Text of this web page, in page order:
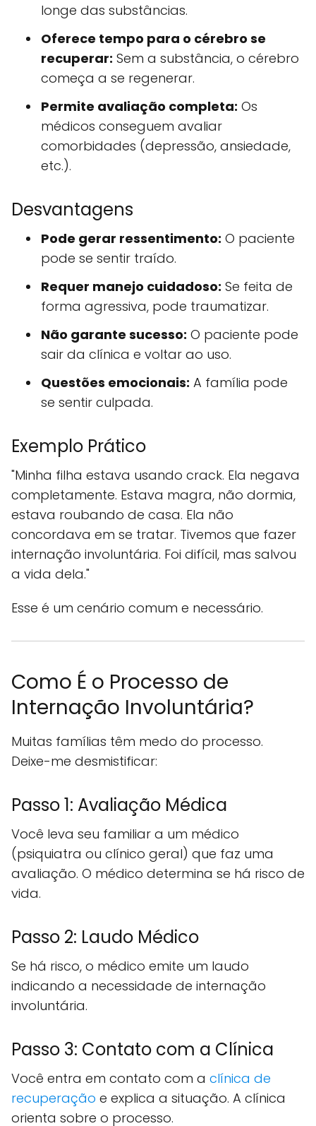
longe das substâncias.
Oferece tempo para o cérebro se
recuperar: Sem a substância, o cérebro
começa a se regenerar.
Permite avaliação completa: Os
médicos conseguem avaliar
comorbidades (depressão, ansiedade,
etc.).
Desvantagens
Pode gerar ressentimento: O paciente
pode se sentir traído.
Requer manejo cuidadoso: Se feita de
forma agressiva, pode traumatizar.
Não garante sucesso: O paciente pode
sair da clínica e voltar ao uso.
Questões emocionais: A família pode
se sentir culpada.
Exemplo Prático
"Minha filha estava usando crack. Ela negava
completamente. Estava magra, não dormia,
estava roubando de casa. Ela não
concordava em se tratar. Tivemos que fazer
internação involuntária. Foi difícil, mas salvou
a vida dela."
Esse é um cenário comum e necessário.
Como É o Processo de
Internação Involuntária?
Muitas famílias têm medo do processo.
Deixe-me desmistificar:
Passo 1: Avaliação Médica
Você leva seu familiar a um médico
(psiquiatra ou clínico geral) que faz uma
avaliação. O médico determina se há risco de
vida.
Passo 2: Laudo Médico
Se há risco, o médico emite um laudo
indicando a necessidade de internação
involuntária.
Passo 3: Contato com a Clínica
Você entra em contato com a clínica de
recuperação e explica a situação. A clínica
orienta sobre o processo.